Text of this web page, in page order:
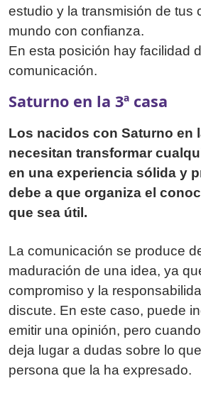
estudio y la transmisión de tus
mundo con confianza.
En esta posición hay facilidad
comunicación.
Saturno en la 3ª casa
Los nacidos con Saturno en
necesitan transformar
en una experiencia sólida y
debe a que organiza el
que sea útil.
La comunicación se produce
maduración de una idea, ya
compromiso y la
discute. En este caso, puede
emitir una opinión, pero
deja lugar a dudas sobre lo
persona que la ha expresado.